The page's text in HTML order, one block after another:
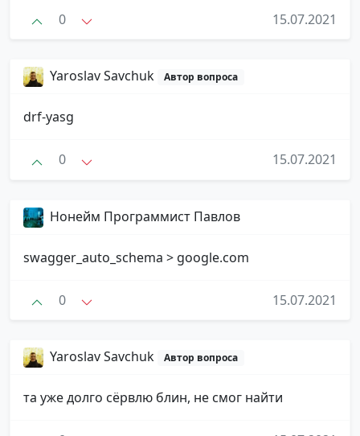
0 15.07.2021
Yaroslav Savchuk Автор вопроса
drf-yasg
0 15.07.2021
Нонейм Программист Павлов
swagger_auto_schema > google.com
0 15.07.2021
Yaroslav Savchuk Автор вопроса
та уже долго сёрвлю блин, не смог найти